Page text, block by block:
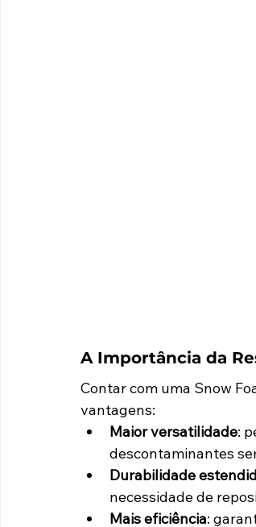
A Importância da
Contar com uma Snow
vantagens:
Maior versatilidade:
descontaminantes
Durabilidade
necessidade de
Mais eficiência: